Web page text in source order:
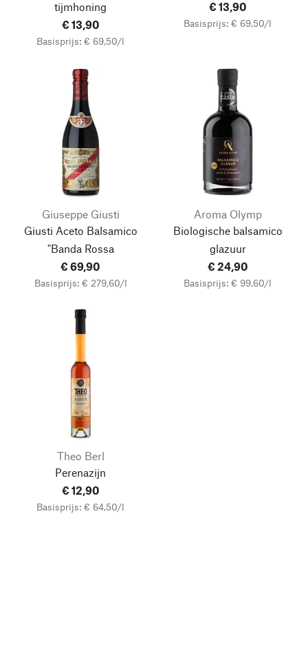
tijmhoning
€ 13,90
Basisprijs: € 69,50/l
€ 13,90
Basisprijs: € 69,50/l
Giuseppe Giusti
Giusti Aceto Balsamico
"Banda Rossa
€ 69,90
Basisprijs: € 279,60/l
Aroma Olymp
Biologische balsamico
glazuur
€ 24,90
Basisprijs: € 99,60/l
Theo Berl
Perenazijn
€ 12,90
Basisprijs: € 64,50/l